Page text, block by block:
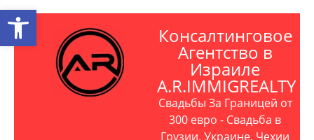
Консалтинговое
Агентство в
Израиле
A.R.IMMIGREALTY
Свадьбы За Границей от
300 евро - Свадьба в
Грузии, Украине, Чехии
Открыть панель инструментов